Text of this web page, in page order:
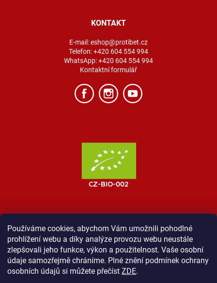
Používáme cookies, abychom Vám umožnili pohodlné
prohlížení webu a díky analýze provozu webu neustále
zlepšovali jeho funkce, výkon a použitelnost. Vaše osobní
údaje samozřejmě chráníme. Plné znění podmínek ochrany
osobních údajů si můžete přečíst ZDE.
KONTAKT
E-mail:eshop@protibet.cz
Telefon:+420 604 554 994
WhatsApp:+420 604 554 994
Kontaktní formulář
MOST ProTibet Vše o nákupu
Obchodní podmínky
Zásady ochrany osobních údajů
Kontakt